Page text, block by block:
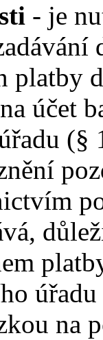
- je
platby
účet
(§
na